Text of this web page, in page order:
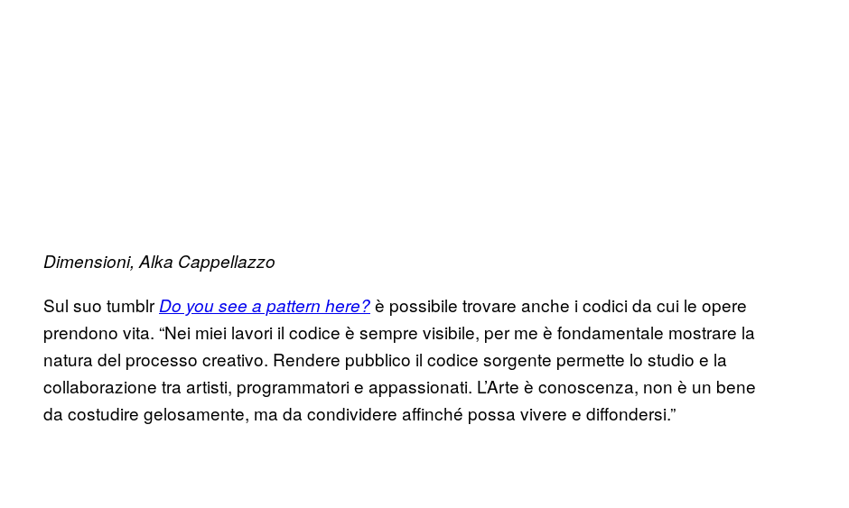
Dimensioni, Alka Cappellazzo
Sul suo tumblr Do you see a pattern here?è possibile trovare anche i codici da cui le opere
prendono vita. “Nei miei lavori il codice è sempre visibile, per me è fondamentale mostrare la
natura del processo creativo. Rendere pubblico il codice sorgente permette lo studio e la
collaborazione tra artisti, programmatori e appassionati. L’Arte è conoscenza, non è un bene
da costudire gelosamente, ma da condividere affinché possa vivere e diffondersi.”